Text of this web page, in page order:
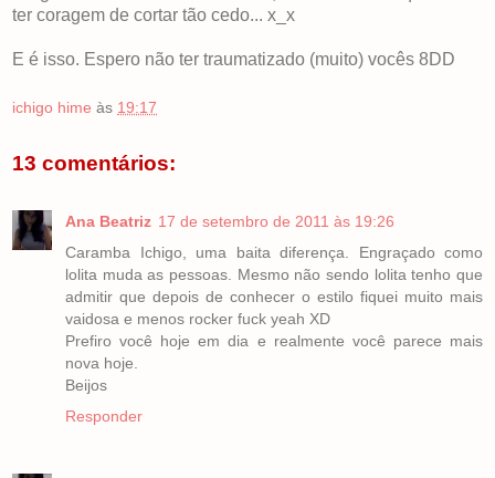
ter coragem de cortar tão cedo... x_x
E é isso. Espero não ter traumatizado (muito) vocês 8DD
ichigo hime às 19:17
13 comentários:
Ana Beatriz 17 de setembro de 2011 às 19:26
Caramba Ichigo, uma baita diferença. Engraçado como
lolita muda as pessoas. Mesmo não sendo lolita tenho que
admitir que depois de conhecer o estilo fiquei muito mais
vaidosa e menos rocker fuck yeah XD
Prefiro você hoje em dia e realmente você parece mais
nova hoje.
Beijos
Responder